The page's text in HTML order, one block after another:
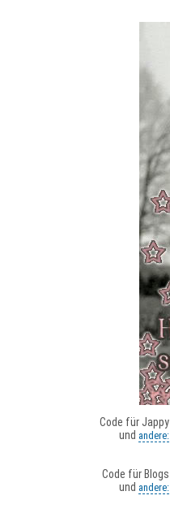
Code für Jappy
und andere:
Code für Blogs
und andere: